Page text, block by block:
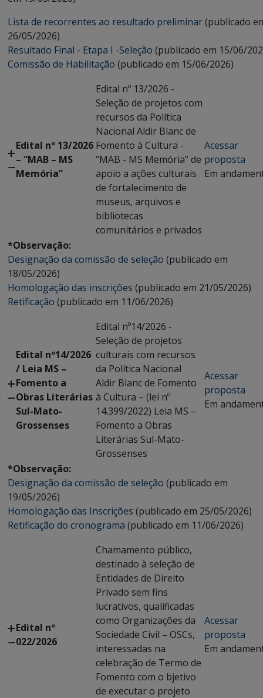
Lista de recorrentes ao resultado preliminar(publicado
26/05/2026)
Resultado Final - Etapa I -Seleção (publicado em 15/06/
Comissão de Habilitação (publicado em 15/06/2026)
Edital nº 13/2026
– “MAB – MS
Memória”
Edital nº 13/2026 -
Seleção de projetos com
recursos da Política
Nacional Aldir Blanc de
Fomento à Cultura -
“MAB - MS Memória” de
apoio a ações culturais
de fortalecimento de
museus, arquivos e
bibliotecas
comunitários e privados
Acessar
proposta
Em
*Observação:
Designação da comissão de seleção (publicado em
18/05/2026)
Homologação das inscrições (publicado em 21/05/2026)
Retificação (publicado em 11/06/2026)
Edital nº14/2026
/ Leia MS –
Fomento a
Obras Literárias
Sul-Mato-
Grossenses
Edital nº14/2026 -
Seleção de projetos
culturais com recursos
da Política Nacional
Aldir Blanc de Fomento
à Cultura – (lei nº
14.399/2022) Leia MS –
Fomento a Obras
Literárias Sul-Mato-
Grossenses
Acessar
proposta
Em
*Observação:
Designação da comissão de seleção (publicado em
19/05/2026)
Homologação das Inscrições (publicado em 25/05/2026)
Retificação do cronograma (publicado em 11/06/2026)
Edital nº
022/2026
Chamamento público,
destinado à seleção de
Entidades de Direito
Privado sem fins
lucrativos, qualificadas
como Organizações da
Sociedade Civil – OSCs,
interessadas na
celebração de Termo de
Fomento com o bjetivo
de executar o projeto
Acessar
proposta
Em